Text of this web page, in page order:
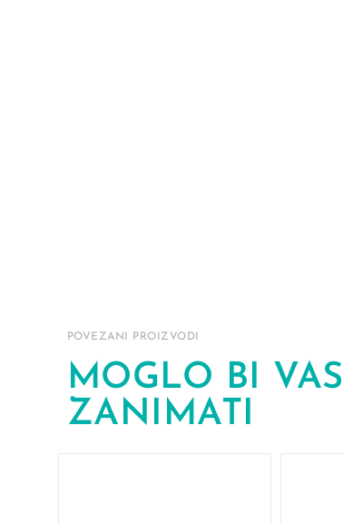
POVEZANI PROIZVODI
MOGLO BI VAS
ZANIMATI